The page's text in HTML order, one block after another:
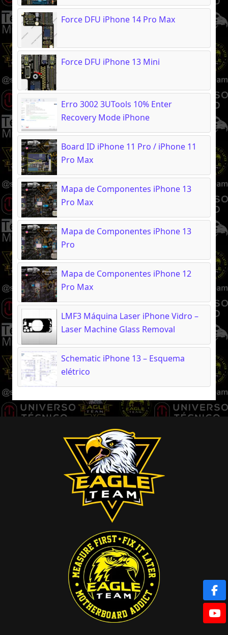
Force DFU iPhone 14 Pro Max
Force DFU iPhone 13 Mini
Erro 3002 3UTools 10% Enter
Recovery Mode iPhone
Board ID iPhone 11 Pro / iPhone 11
Pro Max
Mapa de Componentes iPhone 13
Pro Max
Mapa de Componentes iPhone 13
Pro
Mapa de Componentes iPhone 12
Pro Max
LMF3 Máquina Laser iPhone Vidro –
Laser Machine Glass Removal
Schematic iPhone 13 – Esquema
elétrico